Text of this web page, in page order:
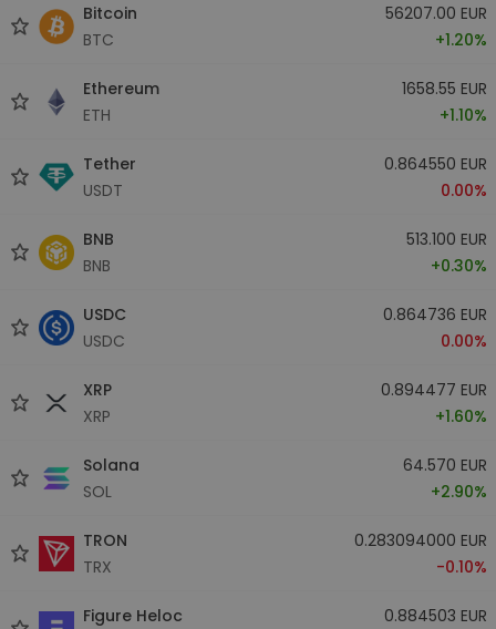
Bitcoin
BTC
56207.00 EUR
+1.20%
Ethereum
ETH
1658.55 EUR
+1.10%
Tether
USDT
0.864550 EUR
0.00%
BNB
BNB
513.100 EUR
+0.30%
USDC
USDC
0.864736 EUR
0.00%
XRP
XRP
0.894477 EUR
+1.60%
Solana
SOL
64.570 EUR
+2.90%
TRON
TRX
0.283094000 EUR
-0.10%
Figure Heloc
0.884503 EUR